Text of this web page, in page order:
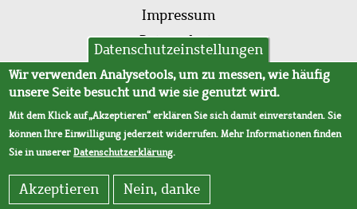
Impressum
Datenschutz
AVB
Datenschutzeinstellungen
Wir verwenden Analysetools, um zu messen, wie häufig
unsere Seite besucht und wie sie genutzt wird.
Mit dem Klick auf „Akzeptieren“ erklären Sie sich damit einverstanden. Sie
können Ihre Einwilligung jederzeit widerrufen. Mehr Informationen finden
Sie in unsererDatenschutzerklärung.
Akzeptieren Nein, danke